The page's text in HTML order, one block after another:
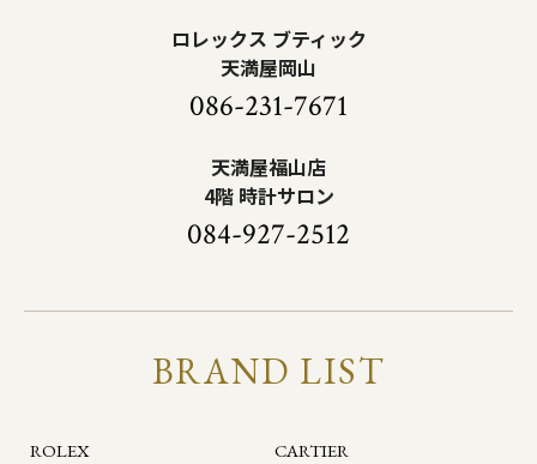
ロレックス ブティック
天満屋岡山
086-231-7671
天満屋福山店
4階 時計サロン
084-927-2512
BRAND LIST
ROLEX CARTIER